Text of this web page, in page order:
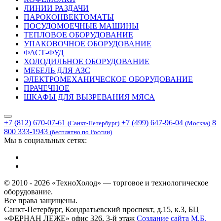
ЛИНИИ РАЗДАЧИ
ПАРОКОНВЕКТОМАТЫ
ПОСУДОМОЕЧНЫЕ МАШИНЫ
ТЕПЛОВОЕ ОБОРУДОВАНИЕ
УПАКОВОЧНОЕ ОБОРУДОВАНИЕ
ФАСТ-ФУД
ХОЛОДИЛЬНОЕ ОБОРУДОВАНИЕ
МЕБЕЛЬ ДЛЯ АЗС
ЭЛЕКТРОМЕХАНИЧЕСКОЕ ОБОРУДОВАНИЕ
ПРАЧЕЧНОЕ
ШКАФЫ ДЛЯ ВЫЗРЕВАНИЯ МЯСА
+7 (812) 670-07-61 (Санкт-Петербург) +7 (499) 647-96-04 (Москва) 8
800 333-1943 (бесплатно по России)
Мы в социальных сетях:
© 2010 - 2026 «ТехноХолод» — торговое и технологическое
оборудование.
Все права защищены.
Санкт-Петербург, Кондратьевский проспект, д.15, к.3, БЦ
«ФЕРНАН ЛЕЖЕ» офис 326, 3-й этаж Создание сайта М.Б.